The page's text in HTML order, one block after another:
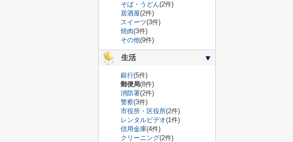
そば・うどん(2件)
居酒屋(2件)
スイーツ(3件)
焼肉(3件)
その他(9件)
生活
銀行(5件)
郵便局(8件)
消防署(2件)
警察(3件)
市役所・区役所(2件)
レンタルビデオ(1件)
信用金庫(4件)
クリーニング(2件)